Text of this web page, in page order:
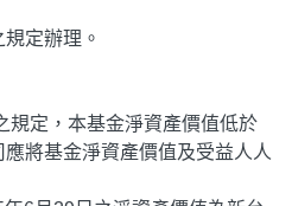
定辦理。
規定，本基金淨資產價值低於
將基金淨資產價值及受益人人